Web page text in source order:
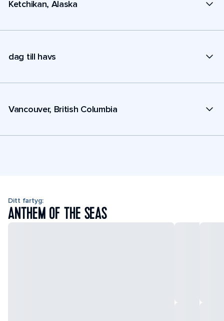
Ketchikan, Alaska
dag till havs
Vancouver, British Columbia
Ditt fartyg:
ANTHEM OF THE SEAS